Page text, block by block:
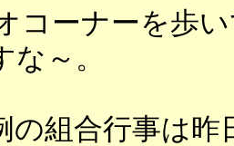
コーナーを歩
～。
の組合行事は